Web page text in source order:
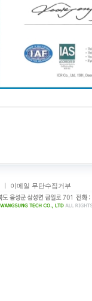
ㅣ 이메일 무단수집거부